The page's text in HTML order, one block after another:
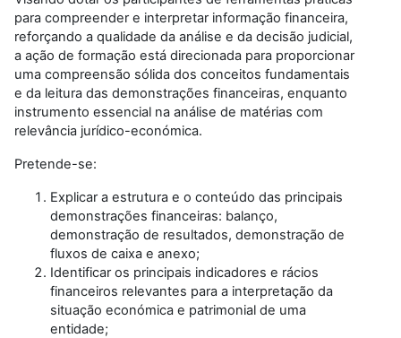
para compreender e interpretar informação financeira,
reforçando a qualidade da análise e da decisão judicial,
a ação de formação está direcionada para proporcionar
uma compreensão sólida dos conceitos fundamentais
e da leitura das demonstrações financeiras, enquanto
instrumento essencial na análise de matérias com
relevância jurídico-económica.
Pretende-se:
Explicar a estrutura e o conteúdo das principais
demonstrações financeiras: balanço,
demonstração de resultados, demonstração de
fluxos de caixa e anexo;
Identificar os principais indicadores e rácios
financeiros relevantes para a interpretação da
situação económica e patrimonial de uma
entidade;